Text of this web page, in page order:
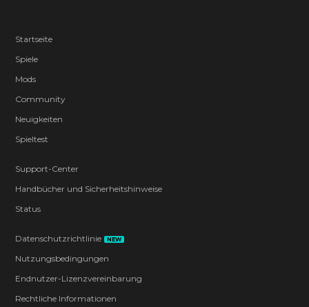
Startseite
Spiele
Mods
Community
Neuigkeiten
Spieltest
Support-Center
Handbücher und Sicherheitshinweise
Status
Datenschutzrichtlinie NEW
Nutzungsbedingungen
Endnutzer-Lizenzvereinbarung
Rechtliche Informationen